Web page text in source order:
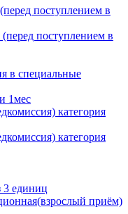
поступлением в
поступлением в
в специальные
1мес
категория
категория
3 единиц
приём)